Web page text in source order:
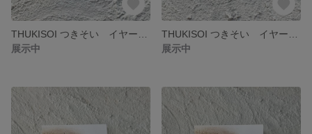
展示中
展示中